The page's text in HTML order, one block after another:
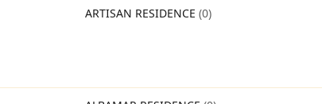
ARTISAN RESIDENCE (0)